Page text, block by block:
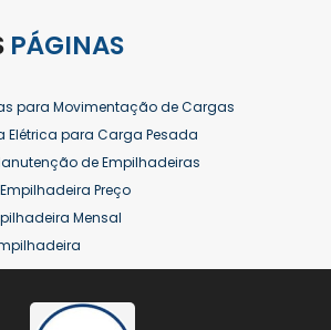
Empilhadeira Diária Valor
Empilhadeira Elétrica Preço
Empilhadeira Mensal
Empilhadeira Preço
Empilhadeira Valor
Eletricas
Empilhadeira
Locação de Empilhadeira
a Combustão Hyster
PÁGINAS
para Movimentação de Cargas
Elétrica para Carga Pesada
de Empilhadeiras
Preço
Mensal
a Combustão
Diária Valor